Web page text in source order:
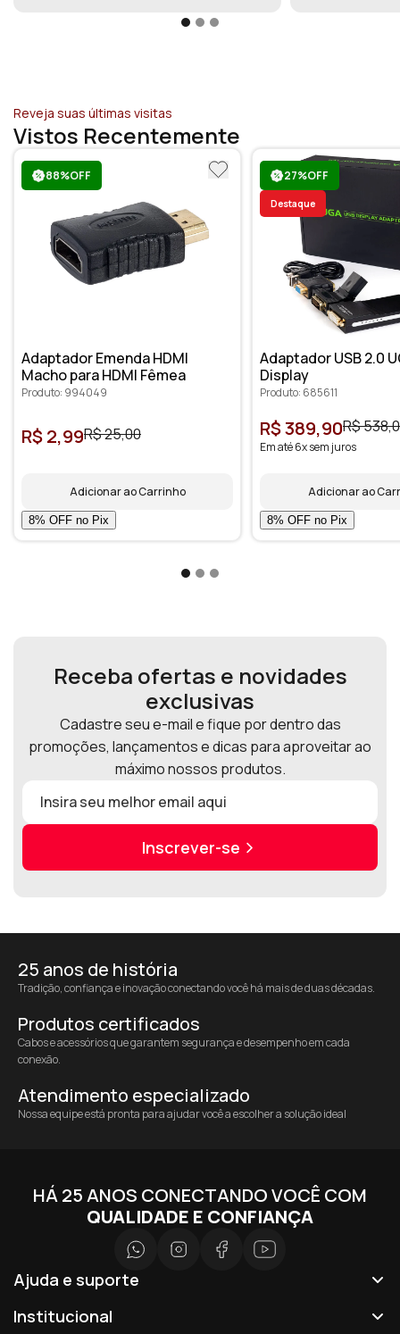
Reveja suas últimas visitas
Vistos Recentemente
88%OFF
Adaptador Emenda HDMI
Macho para HDMI Fêmea
Produto: 994049
R$ 2,99R$ 25,00
Adicionar ao Carrinho
27%OFF
Destaque
Adaptador USB 2.0
Display
Produto: 685611
R$ 389,90R$
Em até 6x sem juros
Adicionar ao
Receba ofertas e novidades
exclusivas
Cadastre seu e-mail e fique por dentro das
promoções, lançamentos e dicas para aproveitar ao
máximo nossos produtos.
Inscrever-se
25 anos de história
Tradição, confiança e inovação conectando você há mais de duas décadas.
Produtos certificados
Cabos e acessórios que garantem segurança e desempenho em cada
conexão.
Atendimento especializado
Nossa equipe está pronta para ajudar você a escolher a solução ideal
HÁ 25 ANOS CONECTANDO VOCÊ COM
QUALIDADE E CONFIANÇA
Ajuda e suporte
Institucional